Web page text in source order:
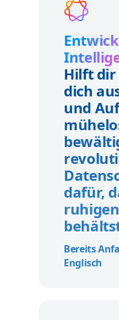
Hilft dir
dich
und
dafür,
Bereits
Englisch